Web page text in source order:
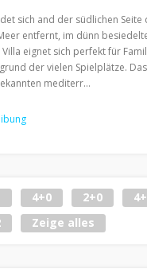
sich and der südlichen Seite
entfernt, im dünn
eignet sich perfekt für
der vielen Spielplätze.
mediterr...
4+0 2+0
Zeige alles